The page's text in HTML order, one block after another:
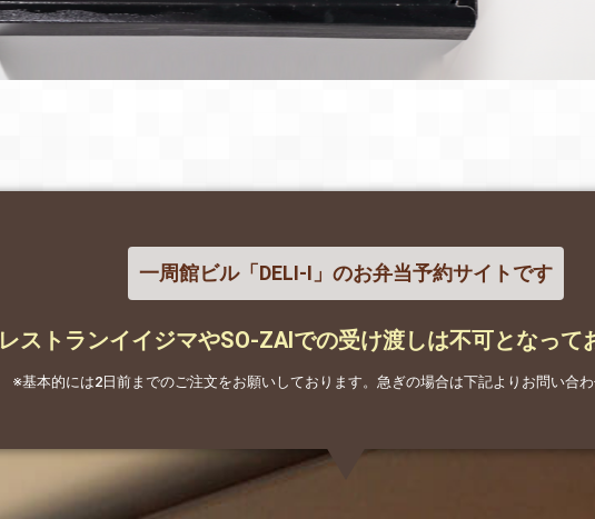
一周館ビル「DELI-I」のお弁当予約サイトです
レストランイイジマやSO-ZAIでの受け渡しは不可となって
※基本的には2日前までのご注文をお願いしております。急ぎの場合は下記よりお問い合